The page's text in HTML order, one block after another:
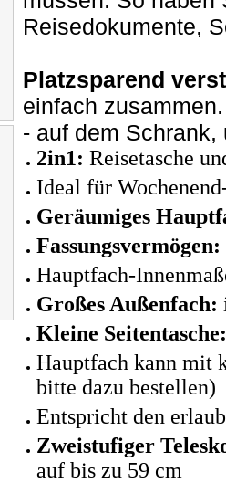
Reisedokumente,
Platzsparend
einfach
- auf dem
2in1: Reisetasche
Ideal für
Geräumiges
Fassungsvermögen:
Hauptfach-
Großes Außenfach:
Kleine Seitentasche:
Hauptfach kann mit
bitte dazu bestellen)
Entspricht den
Zweistufiger
auf bis zu 59 cm